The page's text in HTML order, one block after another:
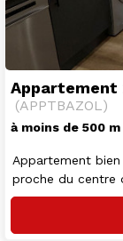
Appartement
(APPTBAZOL)
à moins de 500
Appartement
proche du centre